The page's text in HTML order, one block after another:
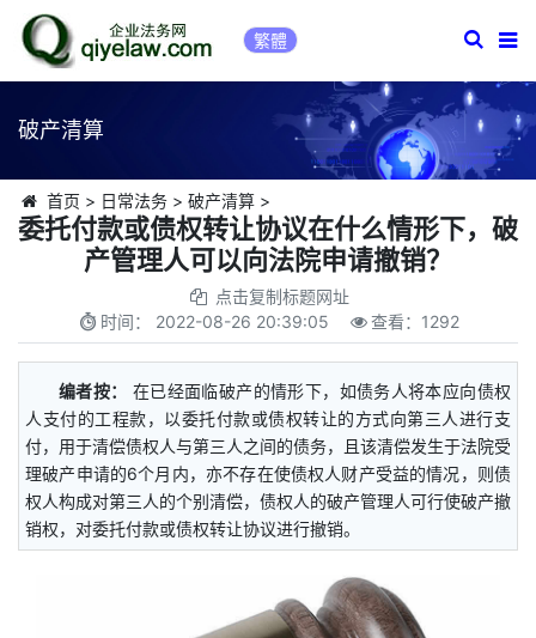
繁體
破产清算
首页 > 日常法务> 破产清算>
委托付款或债权转让协议在什么情形下，破
产管理人可以向法院申请撤销？
点击复制标题网址
时间： 2022-08-26 20:39:05 查看： 1292
编者按：
在已经面临破产的情形下，如债务人将本应向债权
人支付的工程款，以委托付款或债权转让的方式向第三人进行支
付，用于清偿债权人与第三人之间的债务，且该清偿发生于法院受
理破产申请的6个月内，亦不存在使债权人财产受益的情况，则债
权人构成对第三人的个别清偿，债权人的破产管理人可行使破产撤
销权，对委托付款或债权转让协议进行撤销。